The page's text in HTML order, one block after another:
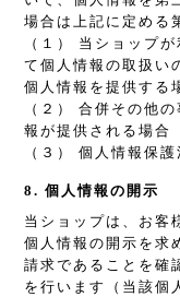
場合は上記に定める
（１） 当ショップ
て個人情報の取扱い
個人情報を提供する
（２） 合併その他
報が提供される場合
（３） 個人情報保
8. 個人情報の開示
当ショップは、お客
個人情報の開示を求
請求であることを確
を行います（当該個